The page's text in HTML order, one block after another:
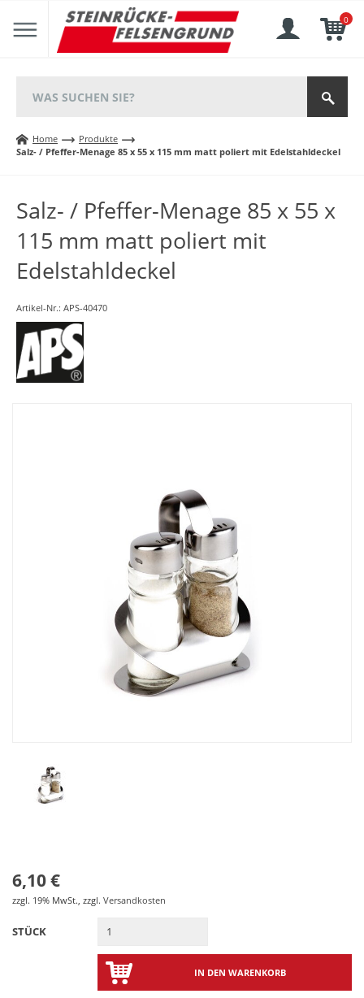
0
Home
Produkte
Salz- / Pfeffer-Menage 85 x 55 x 115 mm matt poliert mit Edelstahldeckel
Salz- / Pfeffer-Menage 85 x 55 x
115 mm matt poliert mit
Edelstahldeckel
Artikel-Nr.: APS-40470
6,10 €
zzgl. 19% MwSt., zzgl. Versandkosten
STÜCK
IN DEN WARENKORB